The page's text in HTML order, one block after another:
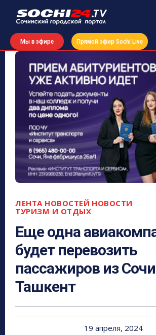
Мы в эфире Прямой эфир Sochi Live
ЛЕНТА НОВОСТЕЙ НОВОСТИ
ТУРИЗМ И ОТДЫХ
Еще одна
будет перевозить
пассажиров из
Ташкент
19 апреля, 2024